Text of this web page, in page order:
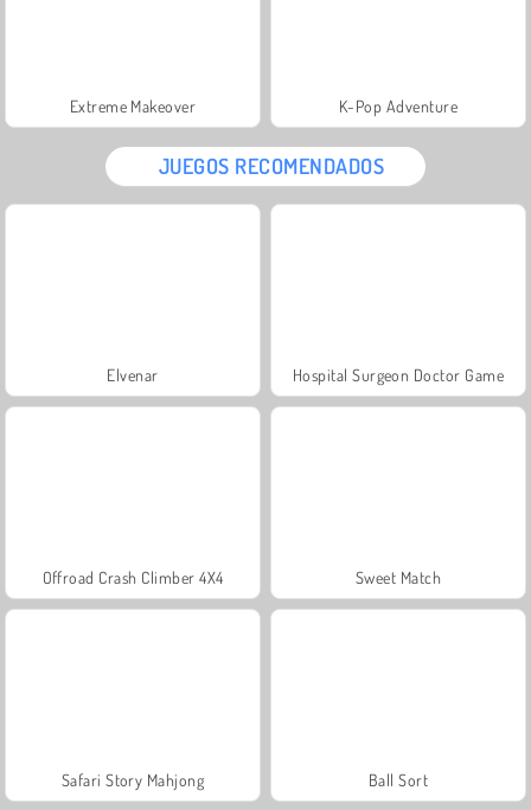
Extreme Makeover K-Pop Adventure
JUEGOS RECOMENDADOS
Elvenar Hospital Surgeon Doctor Game
Offroad Crash Climber 4X4 Sweet Match
Safari Story Mahjong Ball Sort